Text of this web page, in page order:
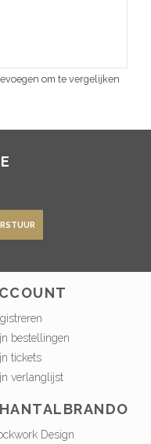
om te vergelijken
bestellingen
tickets
verlanglijst
Design